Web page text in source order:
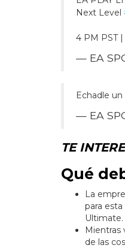
Next Level
4 PM PST |
— EA
Echadle
— EA
TE
Qué
La
para
Ultimate.
Mientras
de las